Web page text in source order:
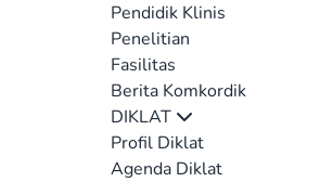
Pendidik Klinis
Penelitian
Fasilitas
Berita Komkordik
DIKLAT
Profil Diklat
Agenda Diklat